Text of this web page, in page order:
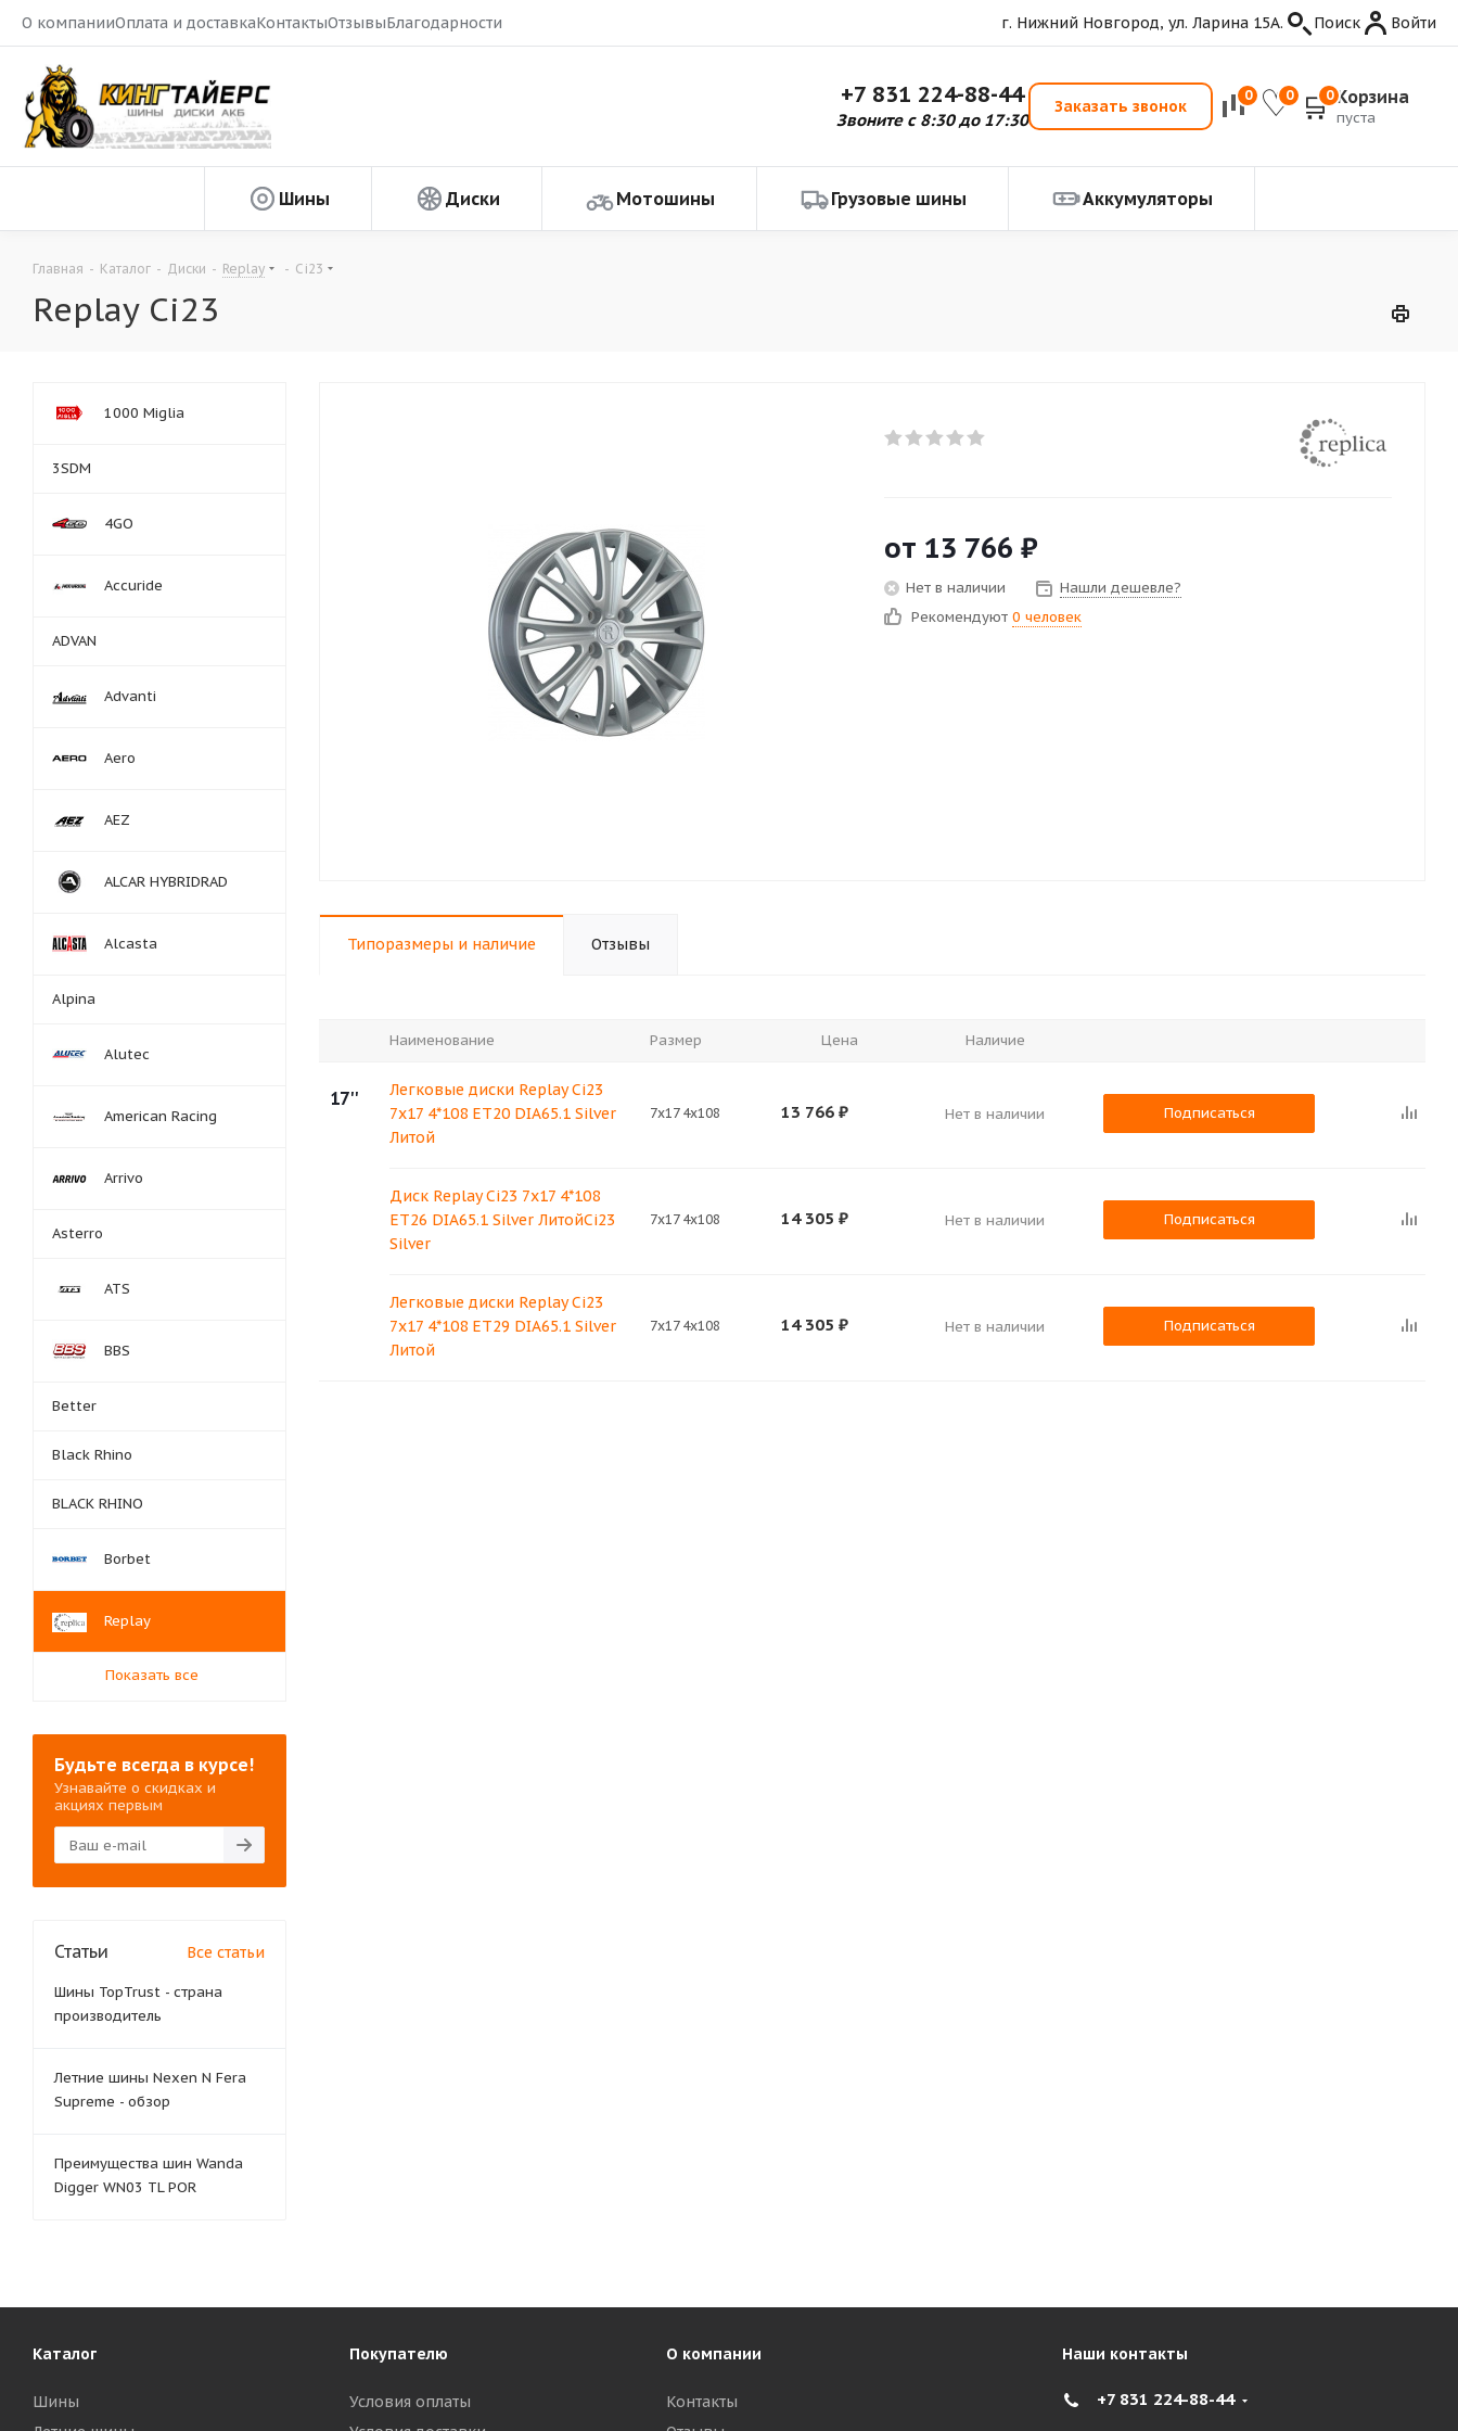
О компанииОплата и доставкаКонтактыОтзывыБлагодарности г. Нижний Новгород, ул. Ларина 15А. Поиск Войти
+7 831 224-88-44
Звоните с 8:30 до 17:30
Заказать звонок
0 0 0 Корзина
пуста
Шины Диски Мотошины Грузовые шины Аккумуляторы
Главная - Каталог - Диски - Replay - Ci23
Replay Ci23
от 13 766 ₽
Нет в наличии
Нашли дешевле?
Рекомендуют 0 человек
Типоразмеры и наличие Отзывы
Наименование Размер Цена Наличие
17''
Легковые диски Replay Ci23
7x17 4*108 ET20 DIA65.1 Silver
Литой
7x17 4x108 13 766 ₽ Нет в наличии Подписаться
Диск Replay Ci23 7x17 4*108
ET26 DIA65.1 Silver ЛитойCi23
Silver
7x17 4x108 14 305 ₽ Нет в наличии Подписаться
Легковые диски Replay Ci23
7x17 4*108 ET29 DIA65.1 Silver
Литой
7x17 4x108 14 305 ₽ Нет в наличии Подписаться
1000 Miglia
3SDM
4GO
Accuride
ADVAN
Advanti
Aero
AEZ
ALCAR HYBRIDRAD
Alcasta
Alpina
Alutec
American Racing
Arrivo
Asterro
ATS
BBS
Better
Black Rhino
BLACK RHINO
Borbet
Replay
Показать все
Будьте всегда в курсе!
Узнавайте о скидках и
акциях первым
Статьи Все статьи
Шины TopTrust - страна
производитель
Летние шины Nexen N Fera
Supreme - обзор
Преимущества шин Wanda
Digger WN03 TL POR
Каталог
Шины
Покупателю
Условия оплаты
О компании
Контакты
Наши контакты
+7 831 224-88-44